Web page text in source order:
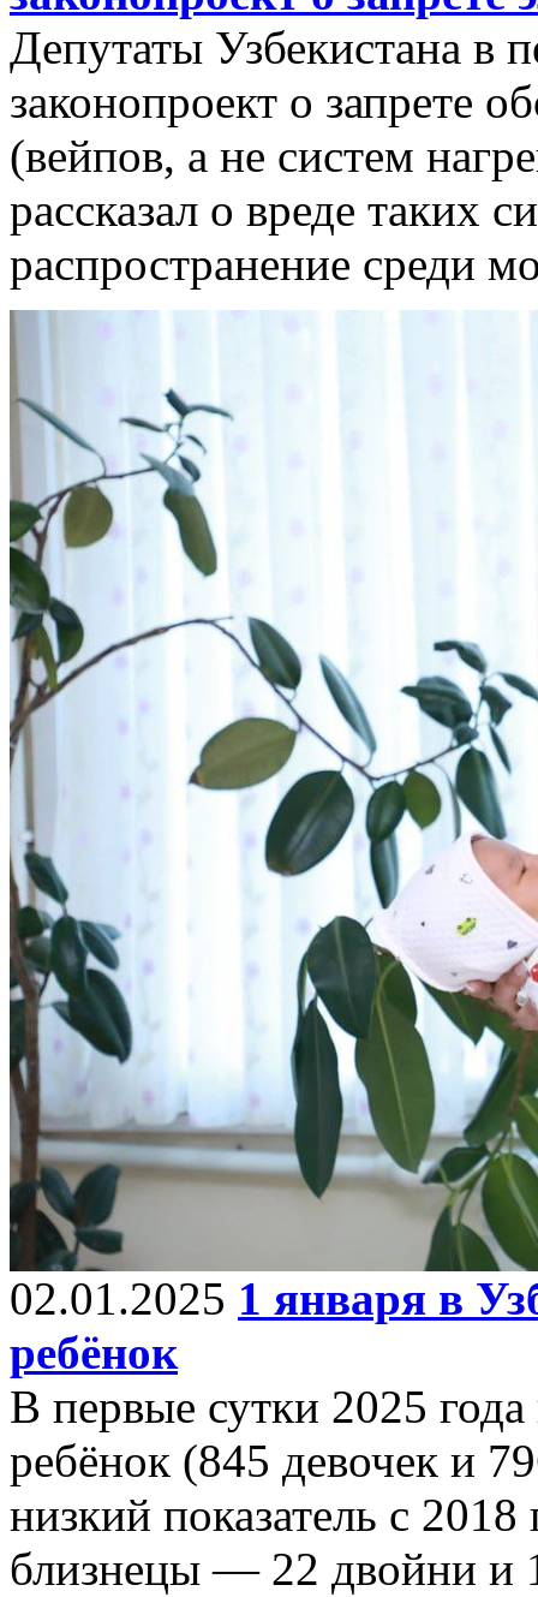
Депутаты Узбекистана в
законопроект о запрете
(вейпов, а не систем
рассказал о вреде таких
распространение среди
02.01.2025 1 января в
ребёнок
В первые сутки 2025
ребёнок (845 девочек и
низкий показатель с
близнецы — 22 двойни и